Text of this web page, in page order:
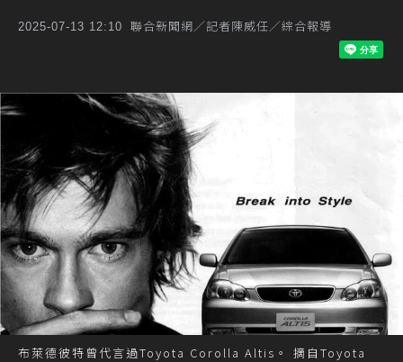
2025-07-13 12:10 聯合新聞網／記者陳威任／綜合報導
布萊德彼特曾代言過Toyota Corolla Altis。 摘自Toyota